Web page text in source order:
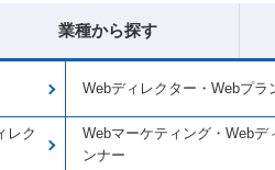
業種から探す
Webディレクター・Webプラ
レク
Webマーケティング・Webデ
ンナー